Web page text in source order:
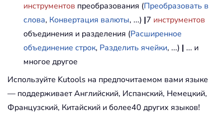
инструментов преобразования (Преобразовать в
слова, Конвертация валюты, ...) |7 инструментов
объединения и разделения (Расширенное
объединение строк, Разделить ячейки, ...) | ... и
многое другое
Используйте Kutools на предпочитаемом вами языке
— поддерживает Английский, Испанский, Немецкий,
Французский, Китайский и более40 других языков!